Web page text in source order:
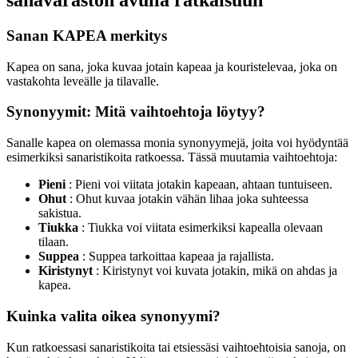
Sanan KAPEA merkitys
Kapea on sana, joka kuvaa jotain kapeaa ja kouristelevaa, joka on
vastakohta leveälle ja tilavalle.
Synonyymit: Mitä vaihtoehtoja löytyy?
Sanalle kapea on olemassa monia synonyymejä, joita voi hyödyntää
esimerkiksi sanaristikoita ratkoessa. Tässä muutamia vaihtoehtoja:
Pieni : Pieni voi viitata jotakin kapeaan, ahtaan tuntuiseen.
Ohut : Ohut kuvaa jotakin vähän lihaa joka suhteessa
sakistua.
Tiukka : Tiukka voi viitata esimerkiksi kapealla olevaan
tilaan.
Suppea : Suppea tarkoittaa kapeaa ja rajallista.
Kiristynyt : Kiristynyt voi kuvata jotakin, mikä on ahdas ja
kapea.
Kuinka valita oikea synonyymi?
Kun ratkoessasi sanaristikoita tai etsiessäsi vaihtoehtoisia sanoja, on